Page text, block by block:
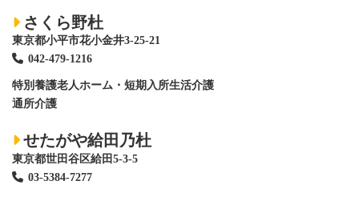
さくら野杜
東京都小平市花小金井3-25-21
042-479-1216
特別養護老人ホーム ・短期入所生活介護
通所介護
せたがや給田乃杜
東京都世田谷区給田5-3-5
03-5384-7277